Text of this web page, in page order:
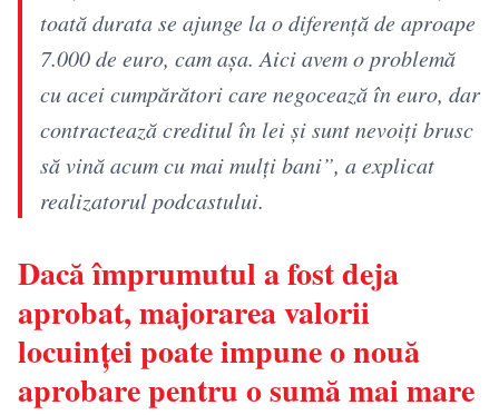
toată durata se ajunge la o diferență de aproape
7.000 de euro, cam așa. Aici avem o problemă
cu acei cumpărători care negocează în euro, dar
contractează creditul în lei și sunt nevoiți brusc
să vină acum cu mai mulți bani”, a explicat
realizatorul podcastului.
Dacă împrumutul a fost deja
aprobat, majorarea valorii
locuinței poate impune o nouă
aprobare pentru o sumă mai mare